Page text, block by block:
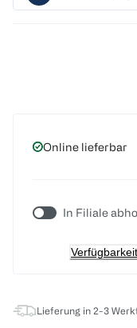
Online lieferbar
In Filiale
Lieferung in 2-3